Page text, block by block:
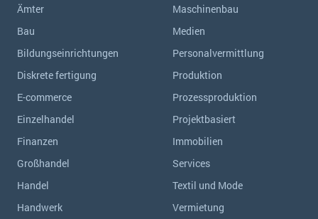
Ämter
Bau
Bildungseinrichtungen
Diskrete fertigung
E-commerce
Einzelhandel
Finanzen
Großhandel
Handel
Handwerk
Maschinenbau
Medien
Personalvermittlung
Produktion
Prozessproduktion
Projektbasiert
Immobilien
Services
Textil und Mode
Vermietung